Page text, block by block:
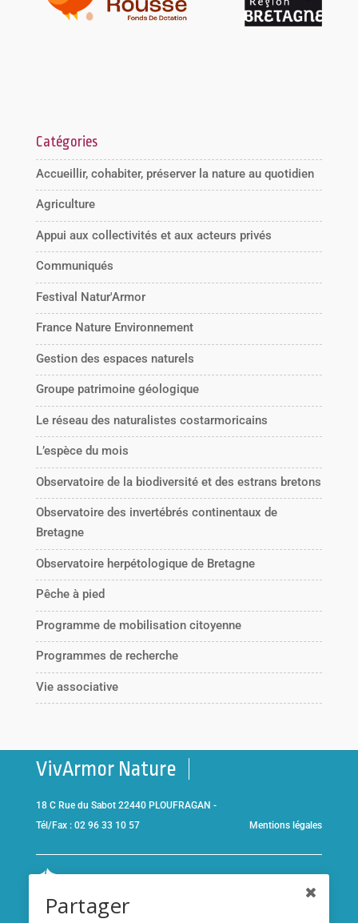
Catégories
Accueillir, cohabiter, préserver la nature au quotidien
Agriculture
Appui aux collectivités et aux acteurs privés
Communiqués
Festival Natur'Armor
France Nature Environnement
Gestion des espaces naturels
Groupe patrimoine géologique
Le réseau des naturalistes costarmoricains
L’espèce du mois
Observatoire de la biodiversité et des estrans bretons
Observatoire des invertébrés continentaux de
Bretagne
Observatoire herpétologique de Bretagne
Pêche à pied
Programme de mobilisation citoyenne
Programmes de recherche
Vie associative
VivArmor Nature
18 C Rue du Sabot 22440 PLOUFRAGAN -
Tél/Fax : 02 96 33 10 57
Mentions légales
Brieucet adhérent de l’association
Partager